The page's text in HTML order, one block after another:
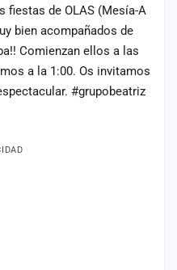
fiestas de OLAS (Mesía-A
bien acompañados de
Comienzan ellos a las
a la 1:00. Os invitamos
#grupobeatriz